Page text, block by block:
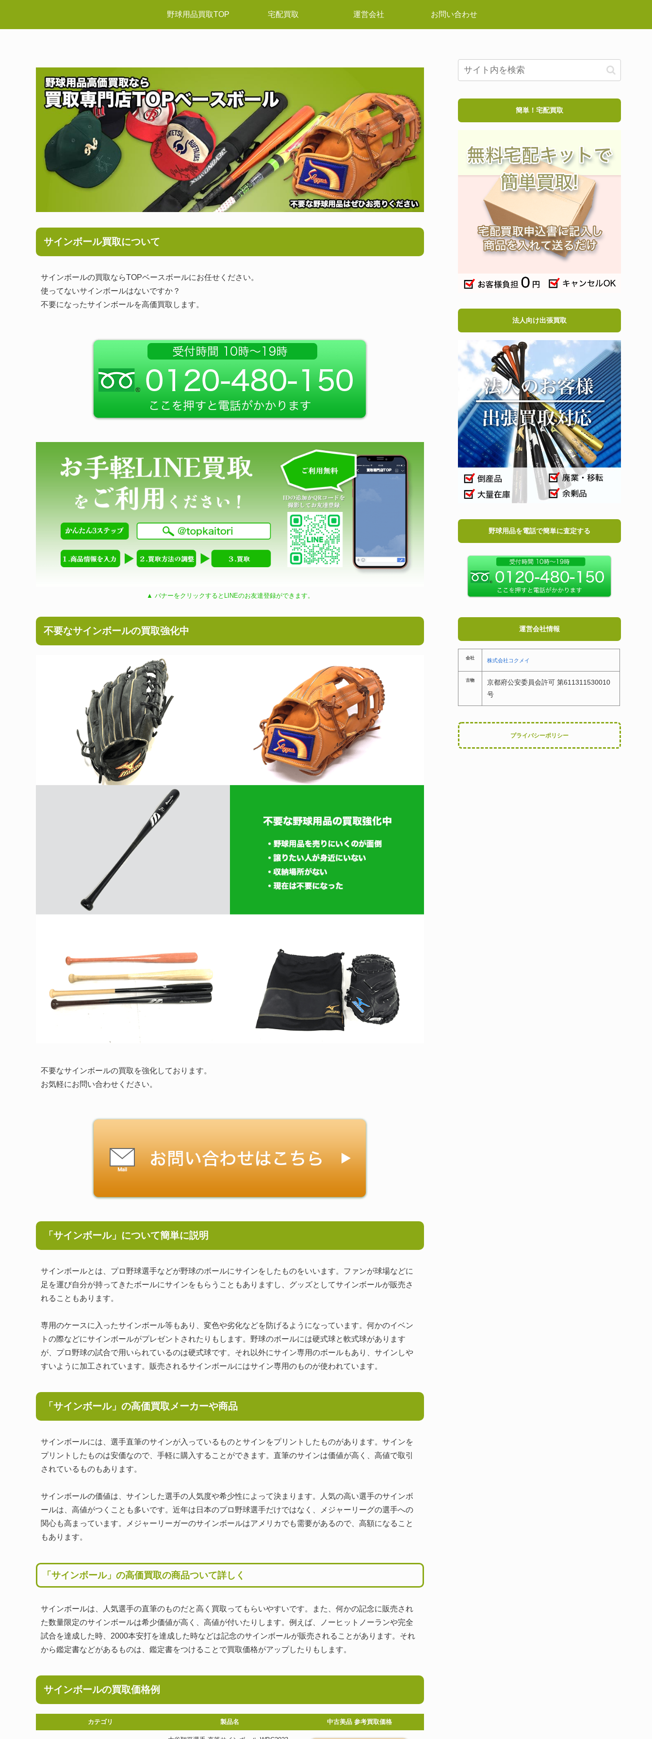
野球用品買取TOP 宅配買取 運営会社 お問い合わせ
サインボール買取について
サインボールの買取ならTOPベースボールにお任せください。
使ってないサインボールはないですか？
不要になったサインボールを高価買取します。
▲ バナーをクリックするとLINEのお友達登録ができます。
不要なサインボールの買取強化中
不要なサインボールの買取を強化しております。
お気軽にお問い合わせください。
「サインボール」について簡単に説明
サインボールとは、プロ野球選手などが野球のボールにサインをしたものをいいます。ファンが球場などに
足を運び自分が持ってきたボールにサインをもらうこともありますし、グッズとしてサインボールが販売さ
れることもあります。
専用のケースに入ったサインボール等もあり、変色や劣化などを防げるようになっています。何かのイベン
トの際などにサインボールがプレゼントされたりもします。野球のボールには硬式球と軟式球があります
が、プロ野球の試合で用いられているのは硬式球です。それ以外にサイン専用のボールもあり、サインしや
すいように加工されています。販売されるサインボールにはサイン専用のものが使われています。
「サインボール」の高価買取メーカーや商品
サインボールには、選手直筆のサインが入っているものとサインをプリントしたものがあります。サインを
プリントしたものは安価なので、手軽に購入することができます。直筆のサインは価値が高く、高値で取引
されているものもあります。
サインボールの価値は、サインした選手の人気度や希少性によって決まります。人気の高い選手のサインボ
ールは、高値がつくことも多いです。近年は日本のプロ野球選手だけではなく、メジャーリーグの選手への
関心も高まっています。メジャーリーガーのサインボールはアメリカでも需要があるので、高額になること
もあります。
「サインボール」の高価買取の商品ついて詳しく
サインボールは、人気選手の直筆のものだと高く買取ってもらいやすいです。また、何かの記念に販売され
た数量限定のサインボールは希少価値が高く、高値が付いたりします。例えば、ノーヒットノーランや完全
試合を達成した時、2000本安打を達成した時などは記念のサインボールが販売されることがあります。それ
から鑑定書などがあるものは、鑑定書をつけることで買取価格がアップしたりもします。
サインボールの買取価格例
カテゴリ 製品名 中古美品 参考買取価格
簡単！宅配買取
法人向け出張買取
野球用品を電話で簡単に査定する
運営会社情報
会社 株式会社コクメイ
古物
京都府公安委員会許可 第611311530010
号
プライバシーポリシー